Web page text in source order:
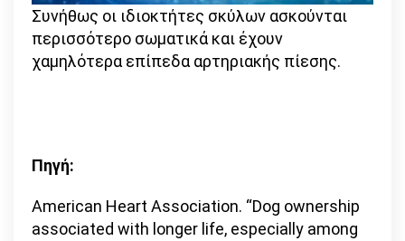
Συνήθως οι ιδιοκτήτες σκύλων ασκούνται
περισσότερο σωματικά και έχουν
χαμηλότερα επίπεδα αρτηριακής πίεσης.
Πηγή:
American Heart Association. “Dog ownership
associated with longer life, especially among